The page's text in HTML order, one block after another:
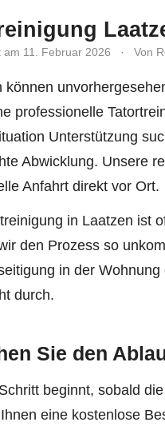
am 11. Februar 2026 · Von
können
professionelle
Unterstützung
Abwicklung. Unsere
Anfahrt direkt vor Ort.
in Laatzen ist
den Prozess so
in der
durch.
Sie den
beginnt, sobald
eine kostenlose